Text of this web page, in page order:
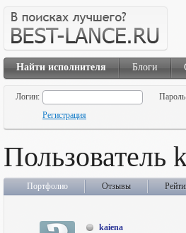
Найти исполнителя Блоги
Логин:
Регистрация
Пользователь
Портфолио Отзывы
kaiena